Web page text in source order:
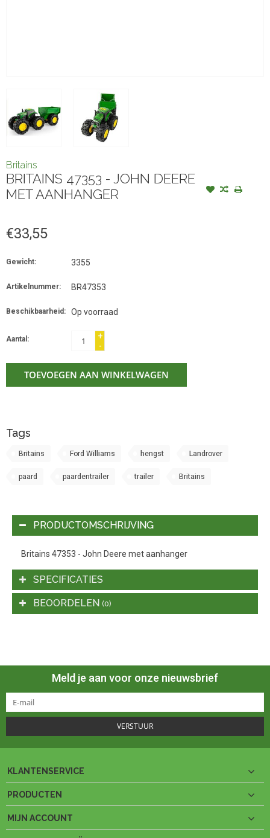
Britains
BRITAINS 47353 - JOHN DEERE
MET AANHANGER
€33,55
Gewicht: 3355
Artikelnummer: BR47353
Beschikbaarheid: Op voorraad
Aantal:
+
-
TOEVOEGEN AAN WINKELWAGEN
Tags
Britains Ford Williams hengst Landrover
paard paardentrailer trailer Britains
PRODUCTOMSCHRIJVING
Britains 47353 - John Deere met aanhanger
SPECIFICATIES
BEOORDELEN (0)
Meld je aan voor onze nieuwsbrief
VERSTUUR
KLANTENSERVICE
PRODUCTEN
MIJN ACCOUNT